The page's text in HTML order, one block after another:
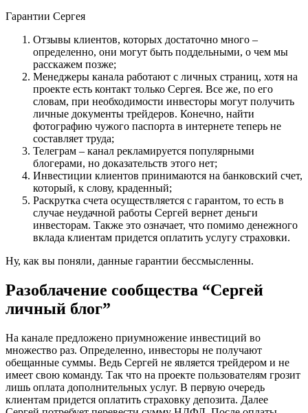
Гарантии Сергея
Отзывы клиентов, которых достаточно много –
определенно, они могут быть поддельными, о чем мы
расскажем позже;
Менеджеры канала работают с личных страниц, хотя на
проекте есть контакт только Сергея. Все же, по его
словам, при необходимости инвесторы могут получить
личные документы трейдеров. Конечно, найти
фотографию чужого паспорта в интернете теперь не
составляет труда;
Телеграм – канал рекламируется популярными
блогерами, но доказательств этого нет;
Инвестиции клиентов принимаются на банковский счет,
который, к слову, краденный;
Раскрутка счета осуществляется с гарантом, то есть в
случае неудачной работы Сергей вернет деньги
инвесторам. Также это означает, что помимо денежного
вклада клиентам придется оплатить услугу страховки.
Ну, как вы поняли, данные гарантии бессмысленны.
Разоблачение сообщества “Сергей
личный блог”
На канале предложено приумножение инвестиций во
множество раз. Определенно, инвесторы не получают
обещанные суммы. Ведь Сергей не является трейдером и не
имеет свою команду. Так что на проекте пользователям грозит
лишь оплата дополнительных услуг. В первую очередь
клиентам придется оплатить страховку депозита. Далее